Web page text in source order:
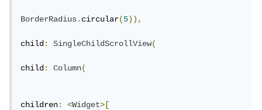
BorderRadius.circular(5)),
child: SingleChildScrollView(
child: Column(
children: <Widget>[